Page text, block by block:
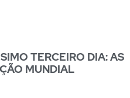
TERCEIRO DIA: AS
MUNDIAL